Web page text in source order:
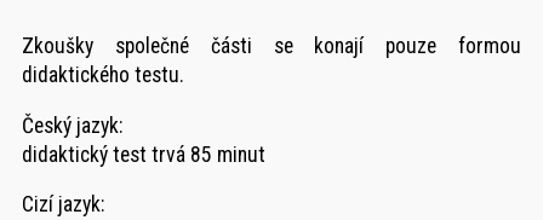
Zkoušky společné části se konají pouze formou
didaktického testu.
Český jazyk:
didaktický test trvá 85 minut
Cizí jazyk: